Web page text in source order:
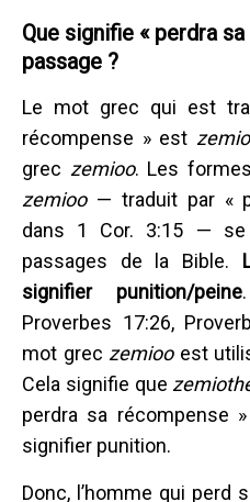
Que signifie « perdra
passage ?
Le mot grec qui est
récompense » est
grec zemioo. Les
zemioo— traduit par «
dans 1 Cor. 3:15 — se
passages de la Bible.
signifier punition/peine
Proverbes 17:26,
mot greczemiooest
Cela signifie que
perdra sa récompense
signifier punition.
Donc, l’homme qui perd